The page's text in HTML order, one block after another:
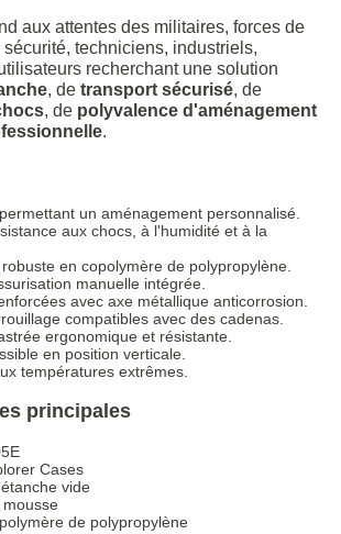
aux attentes des militaires, forces de
sécurité, techniciens, industriels,
recherchant une solution
, de transport sécurisé, de
, de polyvalence d'aménagement
.
un aménagement personnalisé.
aux chocs, à l'humidité et à la
en copolymère de polypropylène.
manuelle intégrée.
avec axe métallique anticorrosion.
compatibles avec des cadenas.
ergonomique et résistante.
en position verticale.
températures extrêmes.
principales
Cases
vide
mousse
de polypropylène